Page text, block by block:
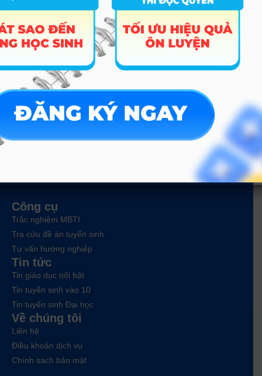
Hướng nghiệp
Công cụ
Trắc nghiệm MBTI
Tra cứu đề án tuyển sinh
Tư vấn hướng nghiệp
Tin tức
Tin giáo dục nổi bật
Tin tuyển sinh vào 10
Tin tuyển sinh Đại học
Về chúng tôi
Liên hệ
Điều khoản dịch vụ
Chính sách bảo mật